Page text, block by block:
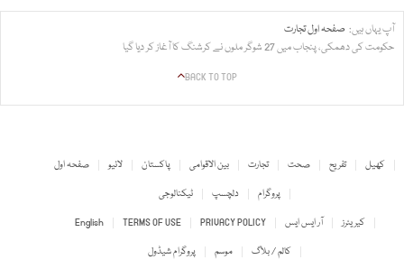
آپ یہاں ہیں: صفحہ اولتجارت
حکومت کی دھمکی، پنجاب میں 27 شوگر ملوں نے کرشنگ کا آغاز کر دیا گیا
BACK TO TOP
صفحہ اول لائیو پاکستان بین الاقوامی تجارت صحت تفریح
کھیل
ٹیکنالوجی
دلچسپ
پروگرام
English
TERMS OF USE PRIVACY POLICY آر ایس ایس
کیریئرز
پروگرام شیڈول
موسم کالم / بلاگ